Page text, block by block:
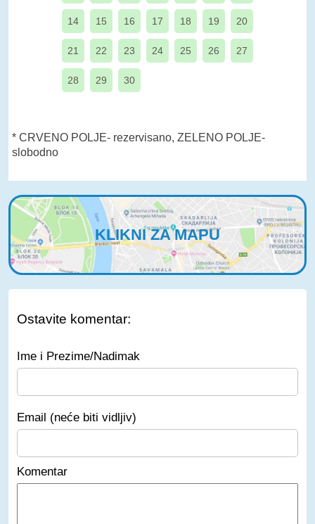
14 15 16 17 18 19 20
21 22 23 24 25 26 27
28 29 30
* CRVENO POLJE- rezervisano, ZELENO POLJE-
slobodno
KLIKNI ZA MAPU
Ostavite komentar:
Ime i Prezime/Nadimak
Email (neće biti vidljiv)
Komentar